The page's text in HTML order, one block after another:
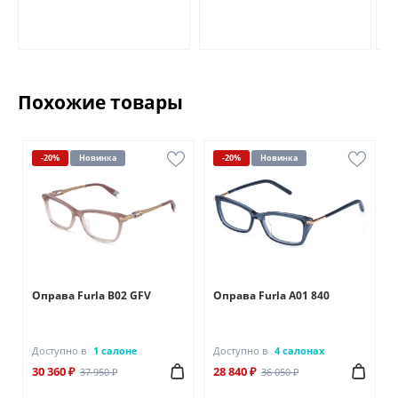
Похожие товары
-20% Новинка
Оправа Furla B02 GFV
Доступно в 1 салоне
30 360 ₽ 37 950 ₽
-20% Новинка
Оправа Furla A01 840
Доступно в 4 салонах
28 840 ₽ 36 050 ₽